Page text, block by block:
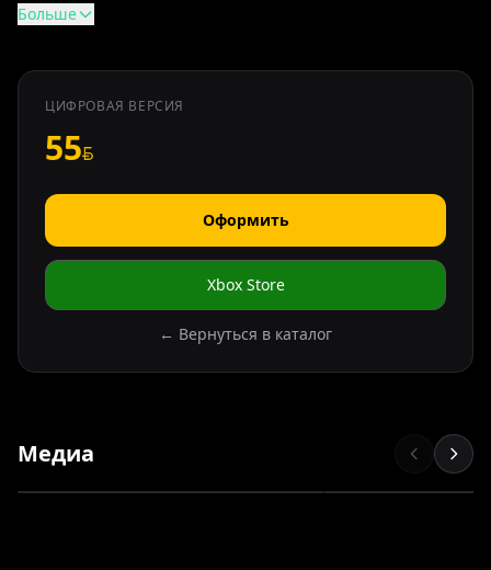
Больше
ЦИФРОВАЯ ВЕРСИЯ
55
Оформить
Xbox Store
← Вернуться в каталог
Медиа